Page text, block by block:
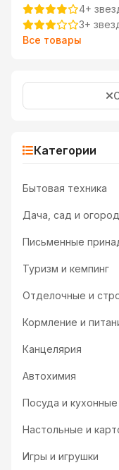
4+
3+
Все товары
Категории
Бытовая техника
Дача, сад и огород
Письменные
Туризм и кемпинг
Отделочные и
Кормление и
Канцелярия
Автохимия
Посуда и
Настольные и
Игры и игрушки